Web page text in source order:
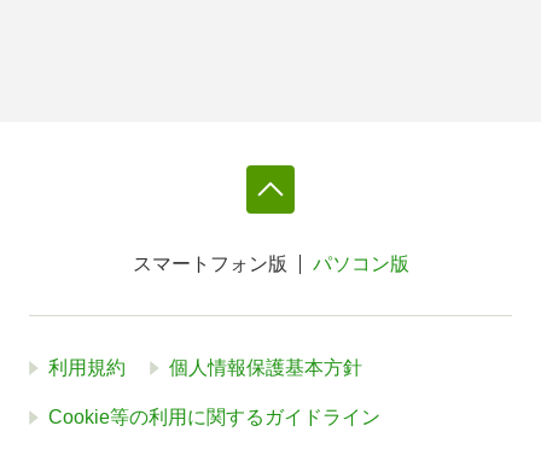
スマートフォン版 パソコン版
利用規約 個人情報保護基本方針
Cookie等の利用に関するガイドライン